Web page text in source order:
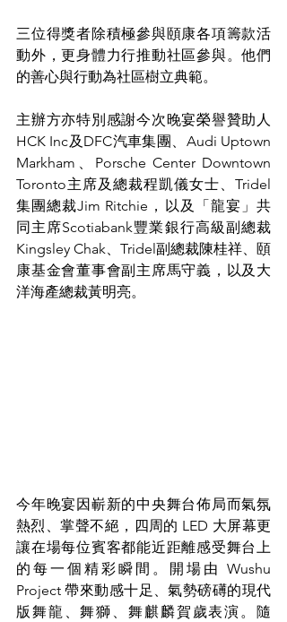
三位得獎者除積極參與頤康各項籌款活
動外，更身體力行推動社區參與。他們
的善心與行動為社區樹立典範。
主辦方亦特別感謝今次晚宴榮譽贊助人
HCK Inc及DFC汽車集團、Audi Uptown
Markham、Porsche Center Downtown
Toronto主席及總裁程凱儀女士、Tridel
集團總裁Jim Ritchie，以及「龍宴」共
同主席Scotiabank豐業銀行高級副總裁
Kingsley Chak、Tridel副總裁陳桂祥、頤
康基金會董事會副主席馬守義，以及大
洋海產總裁黃明亮。
今年晚宴因嶄新的中央舞台佈局而氣氛
熱烈、掌聲不絕，四周的 LED 大屏幕更
讓在場每位賓客都能近距離感受舞台上
的每一個精彩瞬間。開場由 Wushu
Project 帶來動感十足、氣勢磅礡的現代
版舞龍、舞獅、舞麒麟賀歲表演。隨